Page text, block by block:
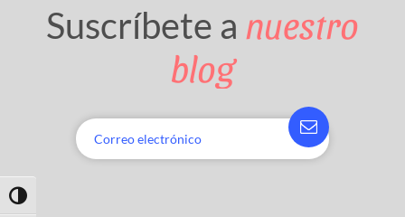
Toggle High Contrast
Suscríbete a nuestro
blog